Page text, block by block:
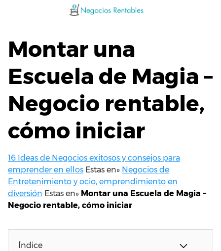
Montar una
Escuela de Magia –
Negocio rentable,
cómo iniciar
16 Ideas de Negocios exitosos y consejos para
emprender en ellos Estas en» Negocios de
Entretenimiento y ocio, emprendimiento en
diversión Estas en» Montar una Escuela de Magia –
Negocio rentable, cómo iniciar
Índice